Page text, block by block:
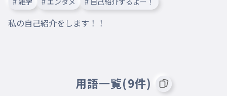
私の自己紹介をします！！
用語一覧(9件)